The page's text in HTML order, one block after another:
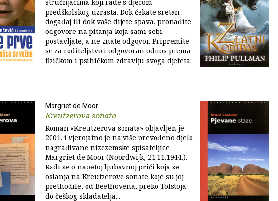
stručnjacima koji rade s djecom
predškolskog uzrasta. Dok čekate sretan
događaj ili dok vaše dijete spava, pronađite
odgovore na pitanja koja sami sebi
postavljate, a ne znate odgovor. Pripremite
se za roditeljstvo i odgovoran odnos prema
fizičkom i psihičkom zdravlju svoga djeteta.
Margriet de Moor
Kreutzerova sonata
Roman «Kreutzerova sonata» objavljen je
2001. i vjerojatno je najviše prevođeno djelo
nagrađivane nizozemske spisateljice
Margriet de Moor (Noordwijk, 21.11.1944.).
Radi se o napetoj ljubavnoj priči koja se
oslanja na Kreutzerove sonate koje su joj
prethodile, od Beethovena, preko Tolstoja
do češkog skladatelja...